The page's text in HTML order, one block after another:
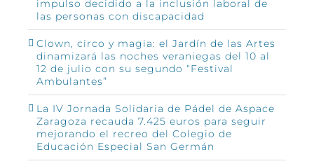
impulso decidido a la inclusión laboral de
las personas con discapacidad
Clown, circo y magia: el Jardín de las Artes
dinamizará las noches veraniegas del 10 al
12 de julio con su segundo “Festival
Ambulantes”
La IV Jornada Solidaria de Pádel de Aspace
Zaragoza recauda 7.425 euros para seguir
mejorando el recreo del Colegio de
Educación Especial San Germán